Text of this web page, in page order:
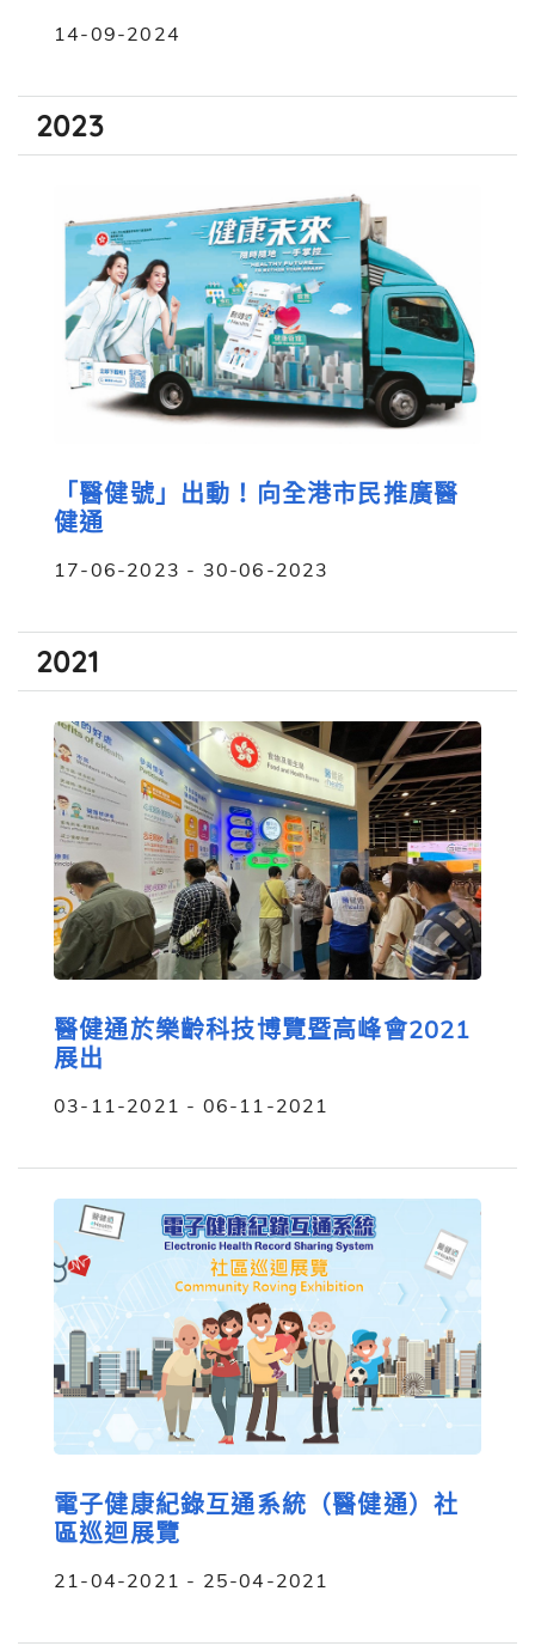
14-09-2024
2023
「醫健號」出動！向全港市民推廣醫
健通
17-06-2023 - 30-06-2023
2021
醫健通於樂齡科技博覽暨高峰會2021
展出
03-11-2021 - 06-11-2021
電子健康紀錄互通系統（醫健通）社
區巡迴展覽
21-04-2021 - 25-04-2021